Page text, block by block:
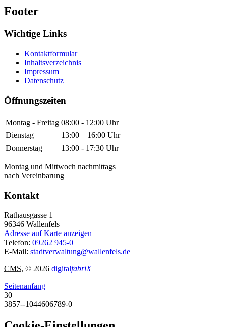
Footer
Wichtige Links
Kontaktformular
Inhaltsverzeichnis
Impressum
Datenschutz
Öffnungszeiten
Montag - Freitag 08:00 - 12:00 Uhr
Dienstag
13:00 – 16:00 Uhr
Donnerstag
13:00 - 17:30 Uhr
Montag und Mittwoch nachmittags
nach Vereinbarung
Kontakt
Rathausgasse 1
96346 Wallenfels
Adresse auf Karte anzeigen
Telefon: 09262 945-0
E-Mail: stadtverwaltung@wallenfels.de
CMS, © 2026 digitalfabriX
Seitenanfang
30
3857--1044606789-0